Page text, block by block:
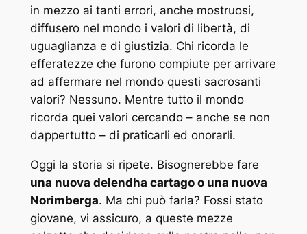
in mezzo ai tanti errori, anche mostruosi,
diffusero nel mondo i valori di libertà, di
uguaglianza e di giustizia. Chi ricorda le
efferatezze che furono compiute per arrivare
ad affermare nel mondo questi sacrosanti
valori? Nessuno. Mentre tutto il mondo
ricorda quei valori cercando – anche se non
dappertutto – di praticarli ed onorarli.
Oggi la storia si ripete. Bisognerebbe fare
una nuova delendha cartago o una nuova
Norimberga. Ma chi può farla? Fossi stato
giovane, vi assicuro, a queste mezze